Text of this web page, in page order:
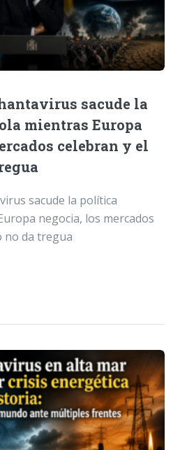
sacude la
mientras Europa
celebran y el
sacude la política
negocia, los mercados
no da tregua